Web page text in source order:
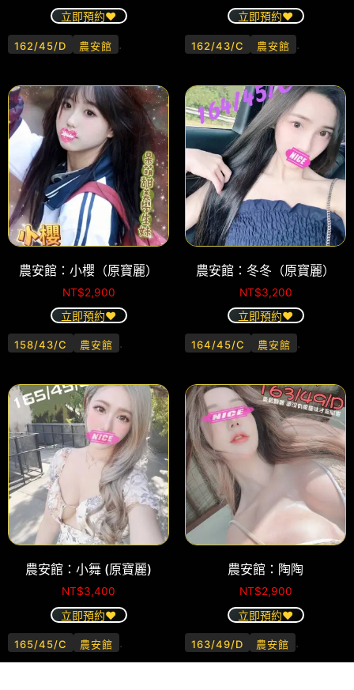
立即預約❤️
162/45/D 農安館 .
立即預約❤️
162/43/C 農安館 .
農安館：小櫻（原寶麗）
NT$2,900
立即預約❤️
158/43/C 農安館 .
農安館：冬冬（原寶麗）
NT$3,200
立即預約❤️
164/45/C 農安館 .
農安館：小舞 (原寶麗)
NT$3,400
立即預約❤️
165/45/C 農安館 .
農安館：陶陶
NT$2,900
立即預約❤️
163/49/D 農安館 .